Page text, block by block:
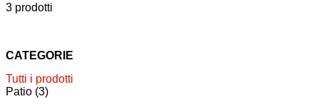
3 prodotti
CATEGORIE
Tutti i prodotti
Patio (3)